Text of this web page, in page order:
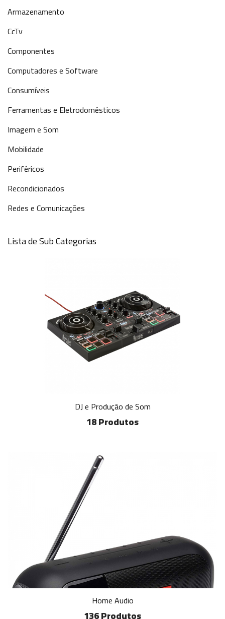
Armazenamento
CcTv
Componentes
Computadores e Software
Consumíveis
Ferramentas e Eletrodomésticos
Imagem e Som
Mobilidade
Periféricos
Recondicionados
Redes e Comunicações
Lista de Sub Categorias
DJ e Produção de Som
18 Produtos
Home Audio